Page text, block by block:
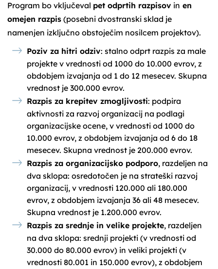
Program bo vključeval pet odprtih razpisov in en
omejen razpis (posebni dvostranski sklad je
namenjen izključno obstoječim nosilcem projektov).
Poziv za hitri odziv: stalno odprt razpis za male
projekte v vrednosti od 1000 do 10.000 evrov, z
obdobjem izvajanja od 1 do 12 mesecev. Skupna
vrednost je 300.000 evrov.
Razpis za krepitev zmogljivosti: podpira
aktivnosti za razvoj organizacij na podlagi
organizacijske ocene, v vrednosti od 1000 do
10.000 evrov, z obdobjem izvajanja od 6 do 18
mesecev. Skupna vrednost je 200.000 evrov.
Razpis za organizacijsko podporo, razdeljen na
dva sklopa: osredotočen je na strateški razvoj
organizacij, v vrednosti 120.000 ali 180.000
evrov, z obdobjem izvajanja 36 ali 48 mesecev.
Skupna vrednost je 1.200.000 evrov.
Razpis za srednje in velike projekte, razdeljen
na dva sklopa: srednji projekti (v vrednosti od
30.000 do 80.000 evrov) in veliki projekti (v
vrednosti 80.001 in 150.000 evrov), z obdobjem